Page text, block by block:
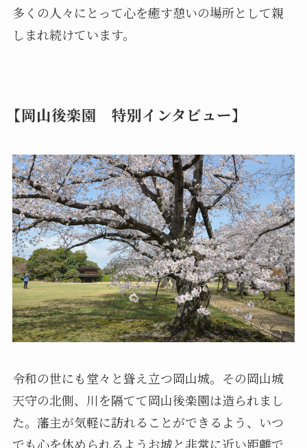
多くの人々にとって心を癒す憩いの場所として親
しまれ続けています。
【岡山後楽園 特別インタビュー】
令和の世にも堂々と聳え立つ岡山城。その岡山城
天守の北側、川を隔てて岡山後楽園は造られまし
た。藩主が気軽に訪れることができるよう、いつ
でも心を休められるようお城と非常に近い距離で